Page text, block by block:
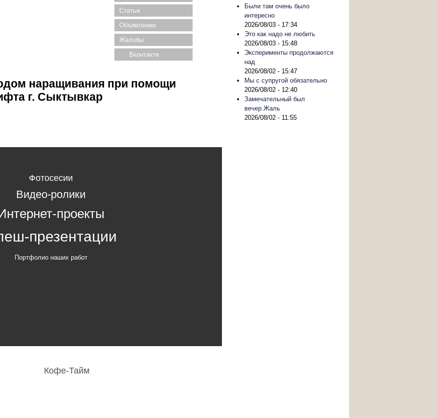
Статьи
Объявления
Жалобы
Вконтакте
наращивания при помощи
г. Сыктывкар
Фотосесии
Видео-ролики
проекты
презентации
Портфолио наших работ
Кофе-Тайм
Были там очень было
интересно
2026/08/03 - 17:34
Это как надо не любить
2026/08/03 - 15:48
Эксперименты продолжаются
над
2026/08/02 - 15:47
Мы с супругой обязательно
2026/08/02 - 12:40
Замечательный был
вечер.Жаль
2026/08/02 - 11:55